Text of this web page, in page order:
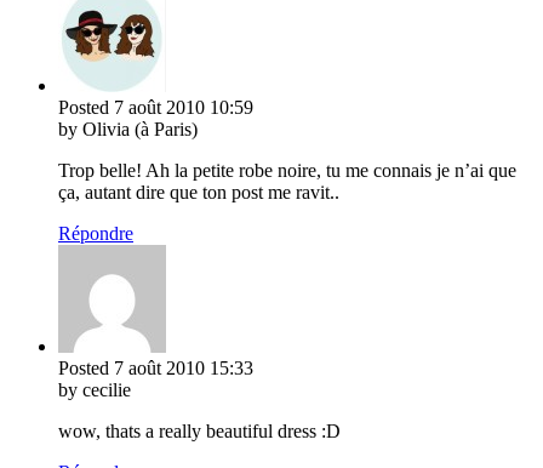
Posted 7 août 2010 10:59
by Olivia (à Paris)
Trop belle! Ah la petite robe noire, tu me connais je n’ai que
ça, autant dire que ton post me ravit..
Répondre
Posted 7 août 2010 15:33
by cecilie
wow, thats a really beautiful dress :D